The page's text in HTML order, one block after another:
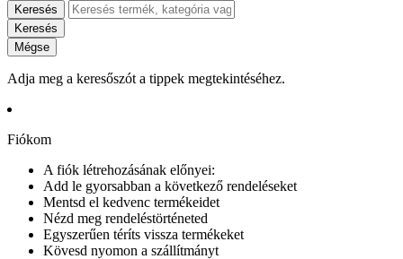
Keresés
Keresés
Mégse
Adja meg a keresőszót a tippek megtekintéséhez.
Fiókom
A fiók létrehozásának előnyei:
Add le gyorsabban a következő rendeléseket
Mentsd el kedvenc termékeidet
Nézd meg rendeléstörténeted
Egyszerűen téríts vissza termékeket
Kövesd nyomon a szállítmányt